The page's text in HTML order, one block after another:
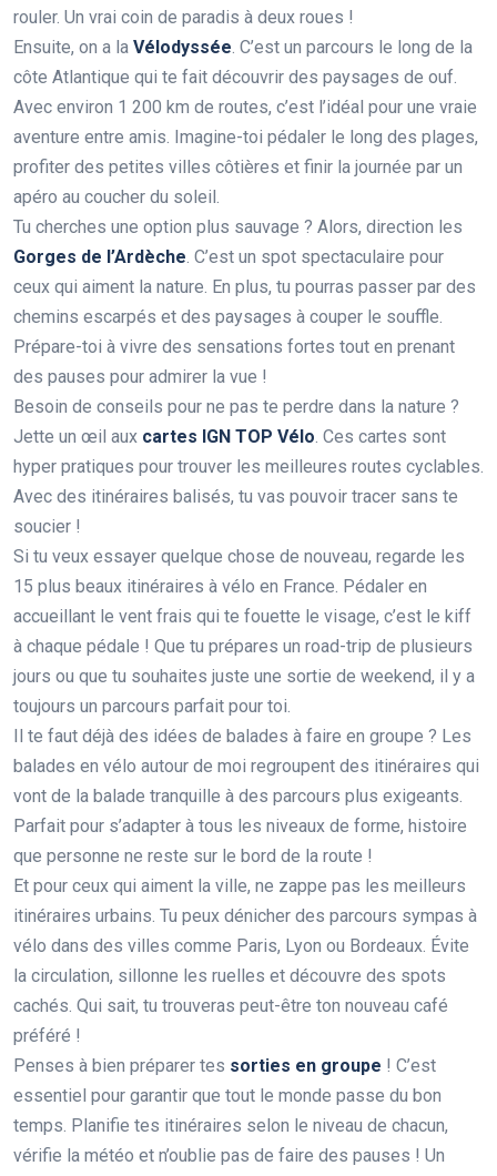
rouler. Un vrai coin de paradis à deux roues !
Ensuite, on a la Vélodyssée. C’est un parcours le long de la
côte Atlantique qui te fait découvrir des paysages de ouf.
Avec environ 1 200 km de routes, c’est l’idéal pour une vraie
aventure entre amis. Imagine-toi pédaler le long des plages,
profiter des petites villes côtières et finir la journée par un
apéro au coucher du soleil.
Tu cherches une option plus sauvage ? Alors, direction les
Gorges de l’Ardèche. C’est un spot spectaculaire pour
ceux qui aiment la nature. En plus, tu pourras passer par des
chemins escarpés et des paysages à couper le souffle.
Prépare-toi à vivre des sensations fortes tout en prenant
des pauses pour admirer la vue !
Besoin de conseils pour ne pas te perdre dans la nature ?
Jette un œil aux cartes IGN TOP Vélo. Ces cartes sont
hyper pratiques pour trouver les meilleures routes cyclables.
Avec des itinéraires balisés, tu vas pouvoir tracer sans te
soucier !
Si tu veux essayer quelque chose de nouveau, regarde les
15 plus beaux itinéraires à vélo en France. Pédaler en
accueillant le vent frais qui te fouette le visage, c’est le kiff
à chaque pédale ! Que tu prépares un road-trip de plusieurs
jours ou que tu souhaites juste une sortie de weekend, il y a
toujours un parcours parfait pour toi.
Il te faut déjà des idées de balades à faire en groupe ? Les
balades en vélo autour de moi regroupent des itinéraires qui
vont de la balade tranquille à des parcours plus exigeants.
Parfait pour s’adapter à tous les niveaux de forme, histoire
que personne ne reste sur le bord de la route !
Et pour ceux qui aiment la ville, ne zappe pas les meilleurs
itinéraires urbains. Tu peux dénicher des parcours sympas à
vélo dans des villes comme Paris, Lyon ou Bordeaux. Évite
la circulation, sillonne les ruelles et découvre des spots
cachés. Qui sait, tu trouveras peut-être ton nouveau café
préféré !
Penses à bien préparer tes sorties en groupe ! C’est
essentiel pour garantir que tout le monde passe du bon
temps. Planifie tes itinéraires selon le niveau de chacun,
vérifie la météo et n’oublie pas de faire des pauses ! Un